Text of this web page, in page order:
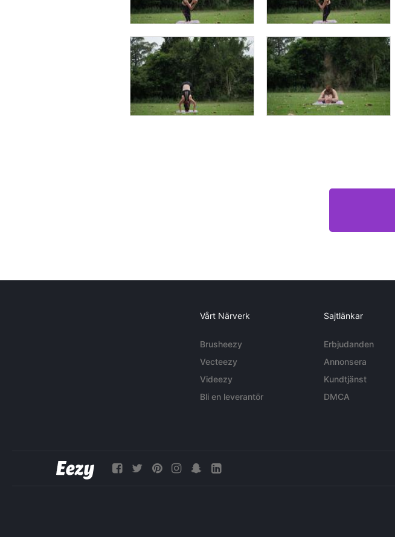
Vårt Närverk
Brusheezy
Vecteezy
Videezy
Bli en leverantör
Sajtlänkar
Erbjudanden
Annonsera
Kundtjänst
DMCA